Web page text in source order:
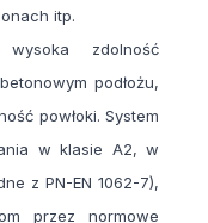
itp.
zdolność
podłożu,
powłoki. System
w klasie A2, w
z PN-EN 1062-7),
przez normowe